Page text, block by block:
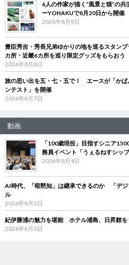
6人の作家が描く“風景と猫”の
ーYOHAKUで8月20日から開催
2026年8月9日
豊臣秀吉・秀長兄弟ゆかりの地を巡るスタン
カ所・近畿6カ所を巡り限定グッズをもらおう
2026年8月8日
旅の思い出を五・七・五で！ エースが「かば
ンテスト」を開催
2026年8月7日
動画
「100歳現役」目指すシニア
務員イベント「うぇるねすシップ
2026年8月4日
AI時代、「暗黙知」は継承できるのか 「デ
ル
2026年8月3日
紀伊勝浦の魅力を堪能 ホテル浦島、日昇館を
2026年8月3日